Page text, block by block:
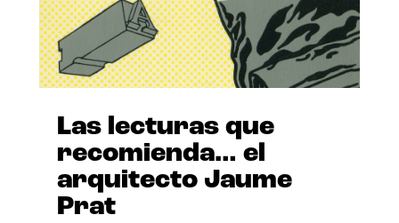
Las lecturas que
recomienda… el
arquitecto Jaume
Prat